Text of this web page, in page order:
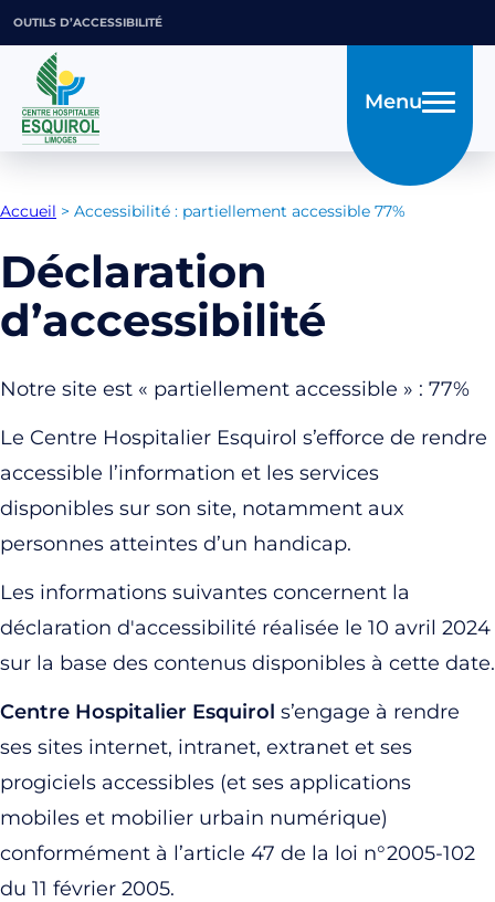
OUTILS D’ACCESSIBILITÉ
Menu
Accueil > Accessibilité : partiellement accessible 77%
Déclaration
d’accessibilité
Notre site est « partiellement accessible » : 77%
Le Centre Hospitalier Esquirol s’efforce de rendre
accessible l’information et les services
disponibles sur son site, notamment aux
personnes atteintes d’un handicap.
Les informations suivantes concernent la
déclaration d'accessibilité réalisée le 10 avril 2024
sur la base des contenus disponibles à cette date.
Centre Hospitalier Esquirol s’engage à rendre
ses sites internet, intranet, extranet et ses
progiciels accessibles (et ses applications
mobiles et mobilier urbain numérique)
conformément à l’article 47 de la loi n°2005-102
du 11 février 2005.